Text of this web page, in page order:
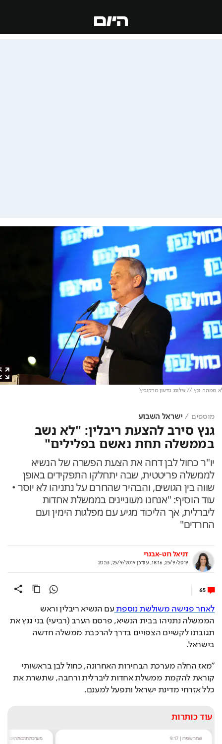
גנץ // צילום: גדעון מרקוביץ'
מוספים ישראל השבוע
גנץ סירב להצעת ריבלין: "לא נשב
בממשלה תחת נאשם בפלילים"
יו"ר כחול לבן דחה את הצעת הפשרה של הנשיא
לממשלה פריטטית, שבה יתחלקו התפקידים באופן
שווה בין הגושים, והבהיר שהחרם על נתניהו לא יוסר •
עוד הוסיף: "אנחנו מעוניינים בממשלת אחדות
ליברלית, אך הליכוד מגיע עם מפלגות הימין ועם
החרדים"
דניאל רוט-אבנרי
25/9/2019, 18:16
,עודכן25/9/2019, 20:53
65
לאחר פגישה משולשת נוספת
עם הנשיא ריבלין וראש
הממשלה נתניהו בבית הנשיא, פרסם הערב (רביעי) בני גנץ את
תגובתו לקשיים הצפויים בדרך להרכבת ממשלה חדשה
בישראל.
״מאז החלה מערכת הבחירות האחרונה, כחול לבן בראשותי
קוראת להקמת ממשלת אחדות ליברלית ורחבה, שתשרת את
כלל אזרחי מדינת ישראל ותפעל למענם.
עוד כותרות
שחר שפירו|
9:17 מערכת תרבות היום|
8:54